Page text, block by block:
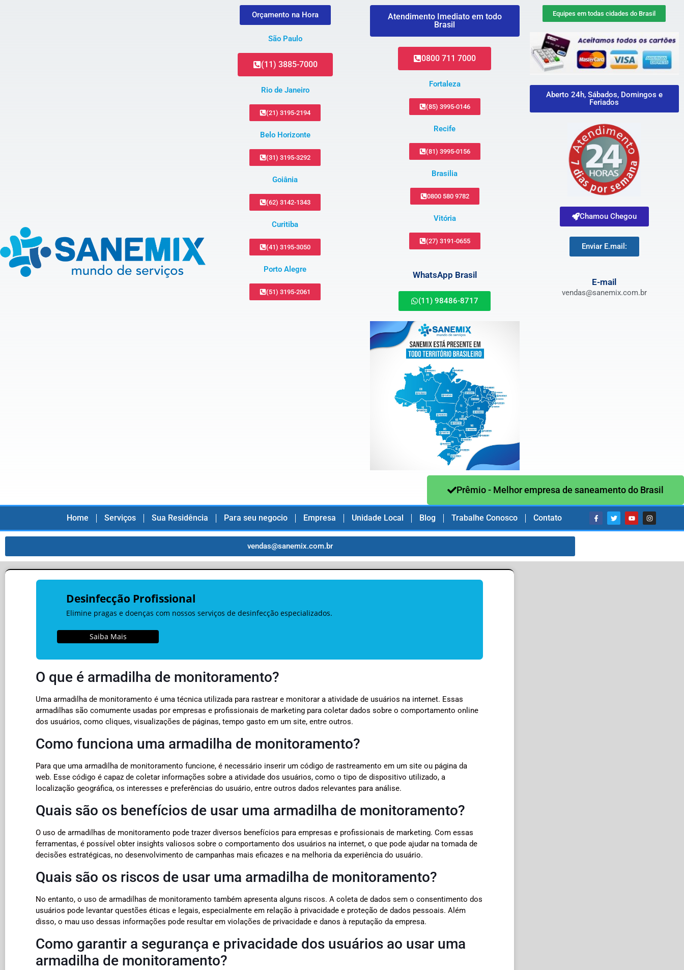
Orçamento na Hora
São Paulo
(11) 3885-7000
Rio de Janeiro
(21) 3195-2194
Belo Horizonte
(31) 3195-3292
Goiânia
(62) 3142-1343
Curitiba
(41) 3195-3050
Porto Alegre
(51) 3195-2061
Atendimento Imediato em todo
Brasil
0800 711 7000
Fortaleza
(85) 3995-0146
Recife
(81) 3995-0156
Brasilia
0800 580 9782
Vitória
(27) 3191-0655
WhatsApp Brasil
(11) 98486-8717
Equipes em todas cidades do Brasil
Aberto 24h, Sábados, Domingos e
Feriados
Chamou Chegou
Enviar E.mail:
E-mail
vendas@sanemix.com.br
Prêmio - Melhor empresa de saneamento do Brasil
Home Serviços Sua Residência Para seu negocio Empresa Unidade Local Blog Trabalhe Conosco Contato
vendas@sanemix.com.br
Desinfecção Profissional
Elimine pragas e doenças com nossos serviços de desinfecção especializados.
Saiba Mais
O que é armadilha de monitoramento?
Uma armadilha de monitoramento é uma técnica utilizada para rastrear e monitorar a atividade de usuários na internet. Essas
armadilhas são comumente usadas por empresas e profissionais de marketing para coletar dados sobre o comportamento online
dos usuários, como cliques, visualizações de páginas, tempo gasto em um site, entre outros.
Como funciona uma armadilha de monitoramento?
Para que uma armadilha de monitoramento funcione, é necessário inserir um código de rastreamento em um site ou página da
web. Esse código é capaz de coletar informações sobre a atividade dos usuários, como o tipo de dispositivo utilizado, a
localização geográfica, os interesses e preferências do usuário, entre outros dados relevantes para análise.
Quais são os benefícios de usar uma armadilha de monitoramento?
O uso de armadilhas de monitoramento pode trazer diversos benefícios para empresas e profissionais de marketing. Com essas
ferramentas, é possível obter insights valiosos sobre o comportamento dos usuários na internet, o que pode ajudar na tomada de
decisões estratégicas, no desenvolvimento de campanhas mais eficazes e na melhoria da experiência do usuário.
Quais são os riscos de usar uma armadilha de monitoramento?
No entanto, o uso de armadilhas de monitoramento também apresenta alguns riscos. A coleta de dados sem o consentimento dos
usuários pode levantar questões éticas e legais, especialmente em relação à privacidade e proteção de dados pessoais. Além
disso, o mau uso dessas informações pode resultar em violações de privacidade e danos à reputação da empresa.
Como garantir a segurança e privacidade dos usuários ao usar uma
armadilha de monitoramento?